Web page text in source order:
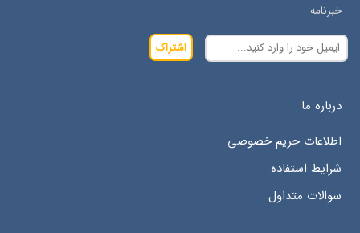
خبرنامه
اشتراک
درباره ما
اطلاعات حریم خصوصی
شرایط استفاده
سوالات متداول